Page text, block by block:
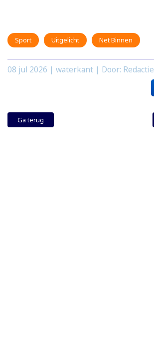
Sport Uitgelicht Net Binnen
08 jul 2026 | waterkant | Door: Redactie
Ga terug